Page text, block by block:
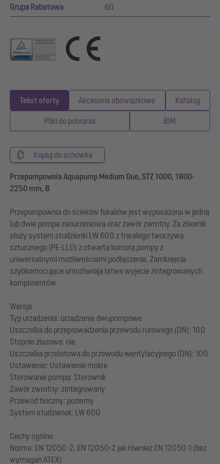
Grupa Rabatowa 60
Tekst oferty Akcesoria obowiązkowe Katalog
Pliki do pobrania BIM
Kopiuj do schowka
Przepompownia Aquapump Medium Duo, STZ 1000, 1800-
2250 mm, B
Przepompownia do ścieków fekaliów jest wyposażona w jedną
lub dwie pompę zanurzeniową oraz zawór zwrotny. Za zbiornik
służy system studzienki LW 600 z trwałego tworzywa
sztucznego (PE-LLD) z otwartą komorą pompy z
uniwersalnymi możliwościami podłączenia. Zamknięcia
szybkomocujące umożliwiają łatwe wyjęcie zintegrowanych
komponentów.
Wersja
Typ urządzenia: urządzenie dwupompowe
Uszczelka do przeprowadzenia przewodu rurowego (DN): 100
Stopnie złazowe: nie
Uszczelka przelotowa do przewodu wentylacyjnego (DN): 100
Ustawienie: Ustawienie mokre
Sterowanie pompą: Sterownik
Zawór zwrotny: zintegrowany
Przewód tłoczny: poziomy
System studzienek: LW 600
Cechy ogólne
Norma: EN 12050-2, EN 12050-2 jak również EN 12050-1 (bez
wymagań ATEX)